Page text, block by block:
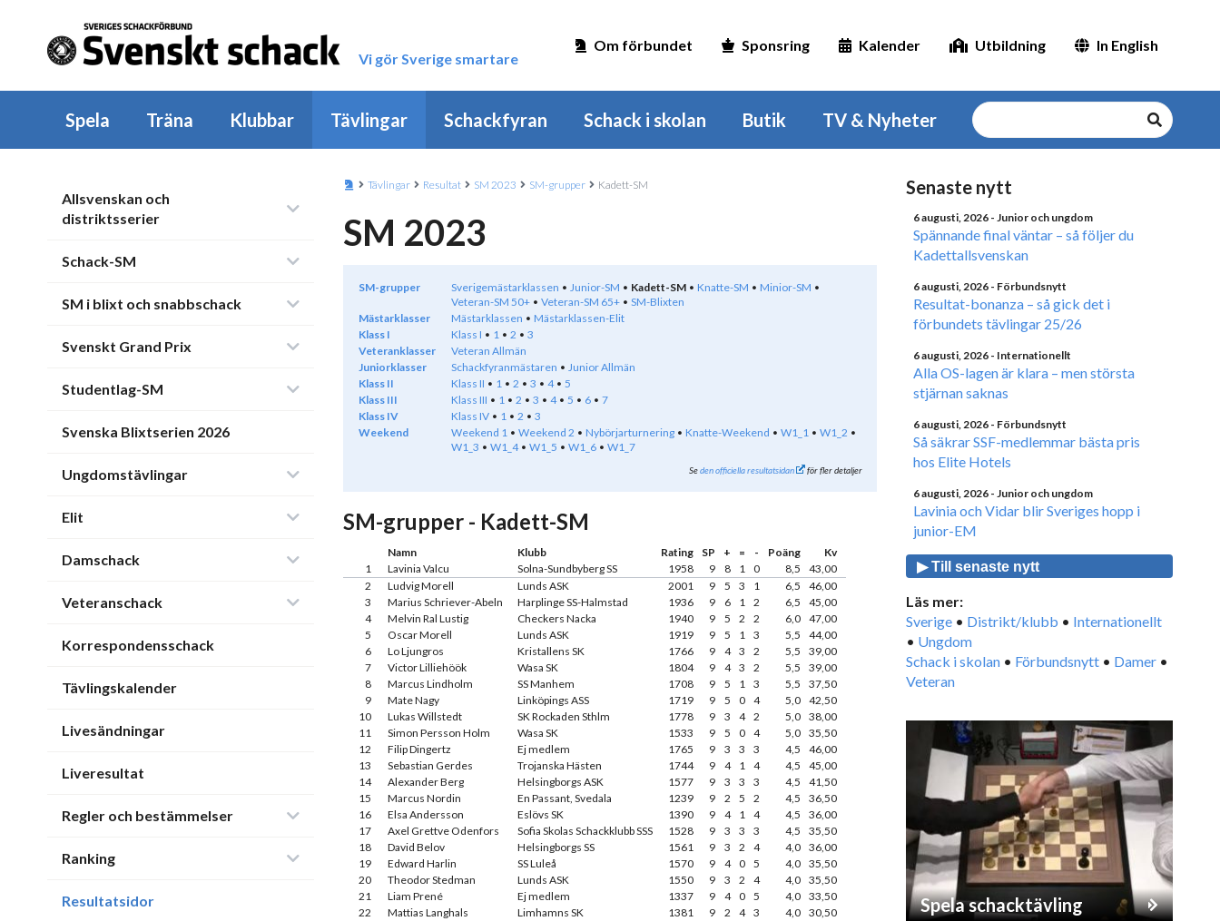
Vi gör Sverige smartare
Om förbundet Sponsring Kalender Utbildning In English
Spela Träna Klubbar Tävlingar Schackfyran Schack i skolan Butik TV & Nyheter
Allsvenskan och
distriktsserier
Schack-SM
SM i blixt och snabbschack
Svenskt Grand Prix
Studentlag-SM
Svenska Blixtserien 2026
Ungdomstävlingar
Elit
Damschack
Veteranschack
Korrespondensschack
Tävlingskalender
Livesändningar
Liveresultat
Regler och bestämmelser
Ranking
Resultatsidor
Tävlingar Resultat SM 2023 SM-grupper Kadett-SM
SM 2023
SM-grupper Sverigemästarklassen Junior-SM Kadett-SM Knatte-SM
Minior-SM
Veteran-SM 50+
Veteran-SM 65+
SM-Blixten
Mästarklasser
Mästarklassen
Mästarklassen-Elit
Klass I
Klass I 1 2
3
Veteranklasser
Veteran Allmän
Juniorklasser
Schackfyranmästaren
Junior Allmän
Klass II
Klass II 1 2 3 4
5
Klass III
Klass III 1 2 3 4 5 6
7
Klass IV
Klass IV 1 2
3
Weekend
Weekend 1 Weekend 2 Nybörjarturnering Knatte-Weekend W1_1
W1_2
W1_3
W1_4 W1_5 W1_6 W1_7
Seden officiella resultatsidan för fler detaljer
SM-grupper - Kadett-SM
Namn Klubb Rating SP + = - Poäng
Kv
1
Lavinia Valcu Solna-Sundbyberg SS 1958 9 8 1 0 8,5
43,00
2
Ludvig Morell Lunds ASK 2001 9 5 3 1 6,5
46,00
3
Marius Schriever-Abeln Harplinge SS-Halmstad 1936 9 6 1 2 6,5
45,00
4
Melvin Ral Lustig Checkers Nacka 1940 9 5 2 2 6,0 47,00
5
Oscar Morell Lunds ASK 1919 9 5 1 3 5,5
44,00
6
Lo Ljungros Kristallens SK 1766 9 4 3 2 5,5
39,00
7
Victor Lilliehöök Wasa SK 1804 9 4 3 2 5,5
39,00
8
Marcus Lindholm SS Manhem 1708 9 5 1 3 5,5
37,50
9
Mate Nagy Linköpings ASS 1719 9 5 0 4 5,0 42,50
10
Lukas Willstedt SK Rockaden Sthlm 1778 9 3 4 2 5,0 38,00
11
Simon Persson Holm Wasa SK 1533 9 5 0 4 5,0 35,50
12
Filip Dingertz Ej medlem 1765 9 3 3 3 4,5
46,00
13
Sebastian Gerdes Trojanska Hästen 1744 9 4 1 4 4,5
45,00
14
Alexander Berg Helsingborgs ASK 1577 9 3 3 3 4,5
41,50
15
Marcus Nordin En Passant, Svedala 1239 9 2 5 2 4,5
36,50
16
Elsa Andersson Eslövs SK 1390 9 4 1 4 4,5
36,00
17
Axel Grettve Odenfors Sofia Skolas Schackklubb SSS 1528 9 3 3 3 4,5
35,50
18
David Belov Helsingborgs SS 1561 9 3 2 4 4,0 36,00
19
Edward Harlin SS Luleå 1570 9 4 0 5 4,0 35,50
20
Theodor Stedman Lunds ASK 1550 9 3 2 4 4,0 35,50
21
Liam Prené Ej medlem 1337 9 4 0 5 4,0 33,50
22
Mattias Langhals Limhamns SK 1381 9 2 4 3 4,0 30,50
Senaste nytt
6 augusti, 2026 - Junior och ungdom
Spännande final väntar – så följer du
Kadettallsvenskan
6 augusti, 2026 - Förbundsnytt
Resultat-bonanza – så gick det i
förbundets tävlingar 25/26
6 augusti, 2026 - Internationellt
Alla OS-lagen är klara – men största
stjärnan saknas
6 augusti, 2026 - Förbundsnytt
Så säkrar SSF-medlemmar bästa pris
hos Elite Hotels
6 augusti, 2026 - Junior och ungdom
Lavinia och Vidar blir Sveriges hopp i
junior-EM
▶ Till senaste nytt
Läs mer:
Sverige • Distrikt/klubb • Internationellt
• Ungdom
Schack i skolan • Förbundsnytt • Damer •
Veteran
Spela schacktävling